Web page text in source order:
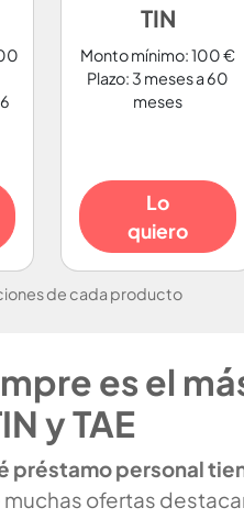
TIN
Monto mínimo: 100 €
Plazo: 3 meses a 60
meses
Lo
quiero
de cada producto
es el
y TAE
préstamo personal
muchas ofertas